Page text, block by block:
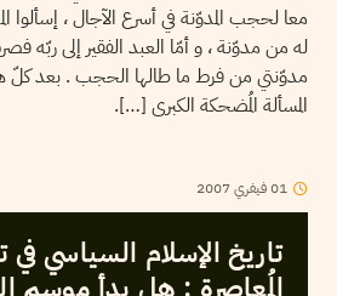
معا لحجب المدوّنة في أسرع الآجال ، إسألوا
له من مدوّنة ، و أمّا العبد الفقير إلى ربّه
مدوّنتي من فرط ما طالها الحجب . بعد كلّ
المسألة المُضحكة الكبرى […].
01فيفري2007
تاريخ الإسلام السياسي
المُعاصرة : هل بدأ موسم